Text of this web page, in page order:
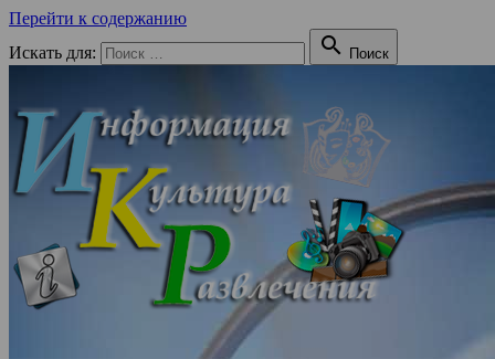
Перейти к содержанию
Искать для:
 Поиск